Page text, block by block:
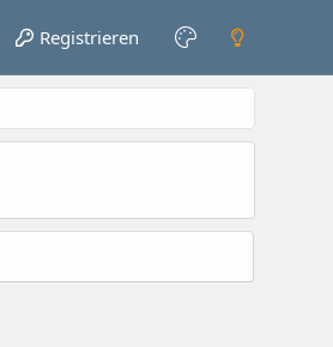
Registrieren